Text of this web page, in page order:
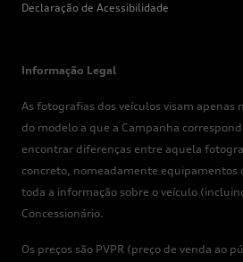
Declaração de Acessibilidade
Informação Legal
As fotografias dos veículos visam apenas
do modelo a que a Campanha
encontrar diferenças entre aquela
concreto, nomeadamente equipamentos
toda a informação sobre o veículo
Concessionário.
Os preços são PVPR (preço de venda ao